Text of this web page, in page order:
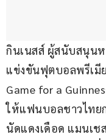
กินเนสส์ ผู้สนับสนุนห
แข่งขันฟุตบอลพรีเมี
Game for a
ให้แฟนบอลชาวไทย
นัดแดงเดือด แมนเช